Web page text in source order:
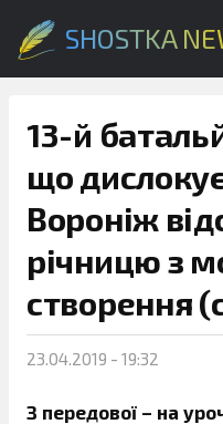
SHOSTKA
13-й
що
Вороніж
річницю з
створення
23.04.2019 - 19:32
З передової – на